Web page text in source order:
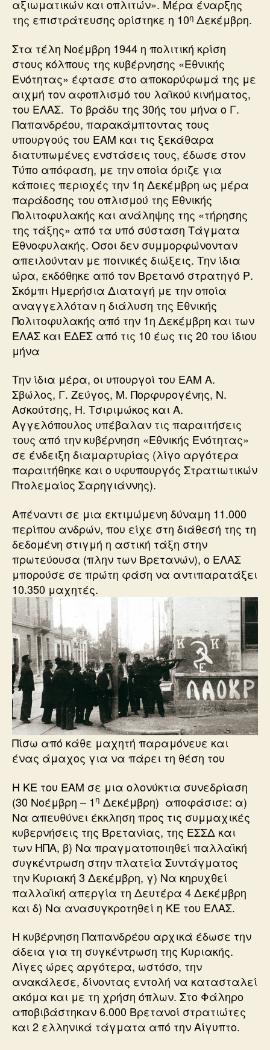
αξιωματικών και οπλιτών». Μέρα έναρξης
της επιστράτευσης ορίστηκε η 10η Δεκέμβρη.
Στα τέλη Νοέμβρη 1944 η πολιτική κρίση
στους κόλπους της κυβέρνησης «Εθνικής
Ενότητας» έφτασε στο αποκορύφωμά της με
αιχμή τον αφοπλισμό του λαϊκού κινήματος,
του ΕΛΑΣ. Το βράδυ της 30ής του μήνα ο Γ.
Παπανδρέου, παρακάμπτοντας τους
υπουργούς του ΕΑΜ και τις ξεκάθαρα
διατυπωμένες ενστάσεις τους, έδωσε στον
Τύπο απόφαση, με την οποία όριζε για
κάποιες περιοχές την 1η Δεκέμβρη ως μέρα
παράδοσης του οπλισμού της Εθνικής
Πολιτοφυλακής και ανάληψης της «τήρησης
της τάξης» από τα υπό σύσταση Τάγματα
Εθνοφυλακής. Οσοι δεν συμμορφώνονταν
απειλούνταν με ποινικές διώξεις. Την ίδια
ώρα, εκδόθηκε από τον Βρετανό στρατηγό Ρ.
Σκόμπι Ημερήσια Διαταγή με την οποία
αναγγελλόταν η διάλυση της Εθνικής
Πολιτοφυλακής από την 1η Δεκέμβρη και των
ΕΛΑΣ και ΕΔΕΣ από τις 10 έως τις 20 του ίδιου
μήνα
Την ίδια μέρα, οι υπουργοί του ΕΑΜ Α.
Σβώλος, Γ. Ζεύγος, Μ. Πορφυρογένης, Ν.
Ασκούτσης, Η. Τσιριμώκος και Α.
Αγγελόπουλος υπέβαλαν τις παραιτήσεις
τους από την κυβέρνηση «Εθνικής Ενότητας»
σε ένδειξη διαμαρτυρίας (λίγο αργότερα
παραιτήθηκε και ο υφυπουργός Στρατιωτικών
Πτολεμαίος Σαρηγιάννης).
Απέναντι σε μια εκτιμώμενη δύναμη 11.000
περίπου ανδρών, που είχε στη διάθεσή της τη
δεδομένη στιγμή η αστική τάξη στην
πρωτεύουσα (πλην των Βρετανών), ο ΕΛΑΣ
μπορούσε σε πρώτη φάση να αντιπαρατάξει
10.350 μαχητές.
Πίσω από κάθε μαχητή παραμόνευε και
ένας άμαχος για να πάρει τη θέση του
Η ΚΕ του ΕΑΜ σε μια ολονύκτια συνεδρίαση
(30 Νοέμβρη – 1 η Δεκέμβρη) αποφάσισε: α)
Να απευθύνει έκκληση προς τις συμμαχικές
κυβερνήσεις της Βρετανίας, της ΕΣΣΔ και
των ΗΠΑ, β) Να πραγματοποιηθεί παλλαϊκή
συγκέντρωση στην πλατεία Συντάγματος
την Κυριακή 3 Δεκέμβρη, γ) Να κηρυχθεί
παλλαϊκή απεργία τη Δευτέρα 4 Δεκέμβρη
και δ) Να ανασυγκροτηθεί η ΚΕ του ΕΛΑΣ.
Η κυβέρνηση Παπανδρέου αρχικά έδωσε την
άδεια για τη συγκέντρωση της Κυριακής.
Λίγες ώρες αργότερα, ωστόσο, την
ανακάλεσε, δίνοντας εντολή να κατασταλεί
ακόμα και με τη χρήση όπλων. Στο Φάληρο
αποβιβάστηκαν 6.000 Βρετανοί στρατιώτες
και 2 ελληνικά τάγματα από την Αίγυπτο.